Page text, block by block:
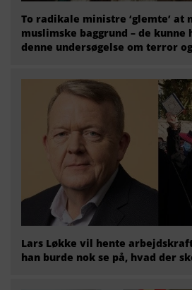
To radikale ministre ‘glemte’
muslimske baggrund – de
denne undersøgelse om terror
Lars Løkke vil hente
han burde nok se på, hvad der